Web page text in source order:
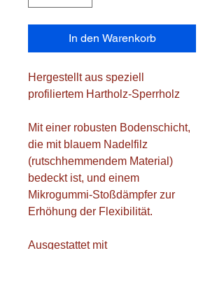
In den Warenkorb
Hergestellt aus speziell
profiliertem Hartholz-Sperrholz
Mit einer robusten Bodenschicht,
die mit blauem Nadelfilz
(rutschhemmendem Material)
bedeckt ist, und einem
Mikrogummi-Stoßdämpfer zur
Erhöhung der Flexibilität.
Ausgestattet mit